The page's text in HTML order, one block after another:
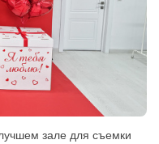
зале для съемки